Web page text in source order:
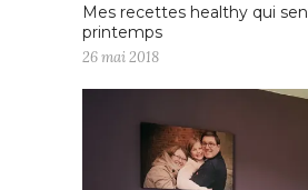
Mes recettes healthy qui
printemps
26 mai 2018